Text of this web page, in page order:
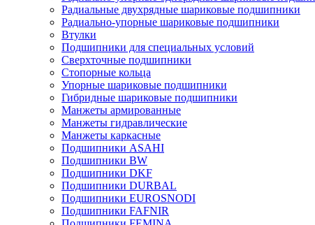
Радиальные двухрядные шариковые подшипники
Радиально-упорные шариковые подшипники
Втулки
Подшипники для специальных условий
Сверхточные подшипники
Стопорные кольца
Упорные шариковые подшипники
Гибридные шариковые подшипники
Манжеты армированные
Манжеты гидравлические
Манжеты каркасные
Подшипники ASAHI
Подшипники BW
Подшипники DKF
Подшипники DURBAL
Подшипники EUROSNODI
Подшипники FAFNIR